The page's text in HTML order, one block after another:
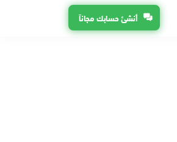
أنشئ حسابك مجاناً